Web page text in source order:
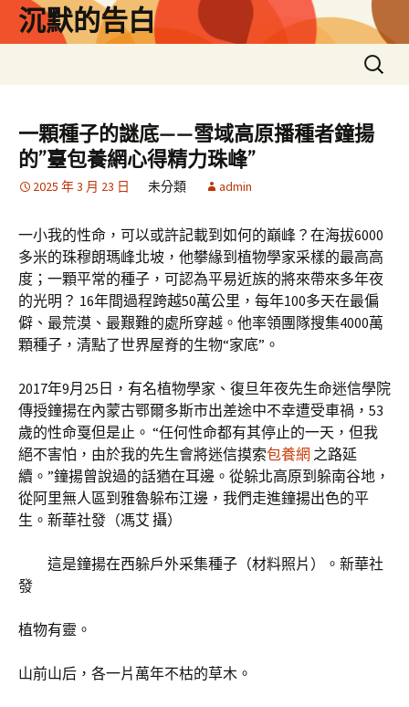
沉默的告白
搜
尋
鍵
字:
一顆種子的謎底——雪域高原播種者鐘揚
的”臺包養網心得精力珠峰”
2025 年 3 月 23 日 未分類 admin
一小我的性命，可以或許記載到如何的巔峰？在海拔6000
多米的珠穆朗瑪峰北坡，他攀緣到植物學家采樣的最高高
度；一顆平常的種子，可認為平易近族的將來帶來多年夜
的光明？ 16年間過程跨越50萬公里，每年100多天在最偏
僻、最荒漠、最艱難的處所穿越。他率領團隊搜集4000萬
顆種子，清點了世界屋脊的生物“家底”。
2017年9月25日，有名植物學家、復旦年夜先生命迷信學院
傳授鐘揚在內蒙古鄂爾多斯市出差途中不幸遭受車禍，53
歲的性命戛但是止。 “任何性命都有其停止的一天，但我
絕不害怕，由於我的先生會將迷信摸索包養網 之路延
續。”鐘揚曾說過的話猶在耳邊。從躲北高原到躲南谷地，
從阿里無人區到雅魯躲布江邊，我們走進鐘揚出色的平
生。新華社發（馮艾 攝）
這是鐘揚在西躲戶外采集種子（材料照片）。新華社
發
植物有靈。
山前山后，各一片萬年不枯的草木。